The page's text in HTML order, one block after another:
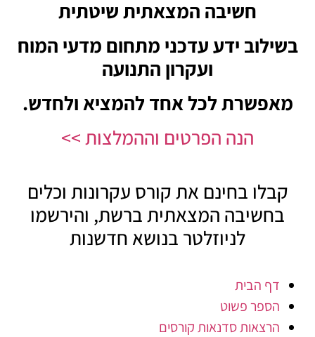
חשיבה המצאתית שיטתית
בשילוב ידע עדכני מתחום מדעי המוח
ועקרון התנועה
מאפשרת לכל אחד להמציא ולחדש.
הנה הפרטים וההמלצות >>
קבלו בחינם את קורס עקרונות וכלים
בחשיבה המצאתית ברשת, והירשמו
לניוזלטר בנושא חדשנות
דף הבית
הספר פשוט
הרצאות סדנאות קורסים